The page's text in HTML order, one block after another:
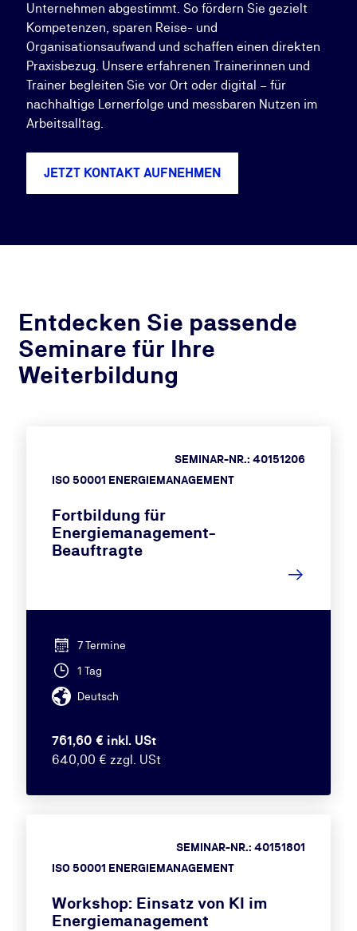
Unternehmen abgestimmt. So fördern Sie gezielt
Kompetenzen, sparen Reise- und
Organisationsaufwand und schaffen einen direkten
Praxisbezug. Unsere erfahrenen Trainerinnen und
Trainer begleiten Sie vor Ort oder digital – für
nachhaltige Lernerfolge und messbaren Nutzen im
Arbeitsalltag.
JETZT KONTAKT AUFNEHMEN
Entdecken Sie passende
Seminare für Ihre
Weiterbildung
ISO 50001 ENERGIEMANAGEMENT
SEMINAR-NR.: 40151206
Fortbildung für
Energiemanagement-
Beauftragte
7 Termine
1 Tag
Deutsch
761,60 € inkl. USt
640,00 € zzgl. USt
ISO 50001 ENERGIEMANAGEMENT
SEMINAR-NR.: 40151801
Workshop: Einsatz von KI im
Energiemanagement